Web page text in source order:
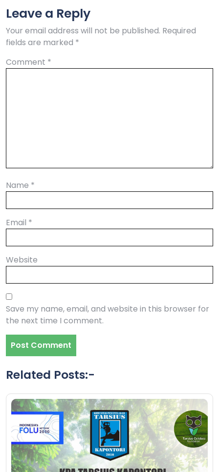
Leave a Reply
Your email address will not be published. Required
fields are marked *
Comment *
Name *
Email *
Website
Save my name, email, and website in this browser for
the next time I comment.
Related Posts:-